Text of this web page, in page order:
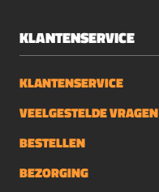
KLANTENSERVICE
KLANTENSERVICE
VEELGESTELDE VRAGEN
BESTELLEN
BEZORGING